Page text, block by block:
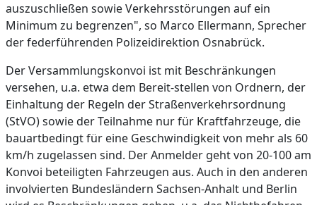
auszuschließen sowie Verkehrsstörungen auf ein
Minimum zu begrenzen", so Marco Ellermann, Sprecher
der federführenden Polizeidirektion Osnabrück.
Der Versammlungskonvoi ist mit Beschränkungen
versehen, u.a. etwa dem Bereit-stellen von Ordnern, der
Einhaltung der Regeln der Straßenverkehrsordnung
(StVO) sowie der Teilnahme nur für Kraftfahrzeuge, die
bauartbedingt für eine Geschwindigkeit von mehr als 60
km/h zugelassen sind. Der Anmelder geht von 20-100 am
Konvoi beteiligten Fahrzeugen aus. Auch in den anderen
involvierten Bundesländern Sachsen-Anhalt und Berlin